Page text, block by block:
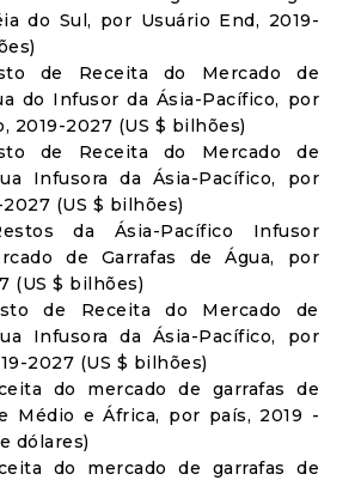
do Sul, por Usuário End, 2019-
de Receita do Mercado de
do Infusor da Ásia-Pacífico, por
2019-2027 (US $ bilhões)
de Receita do Mercado de
Infusora da Ásia-Pacífico, por
(US $ bilhões)
da Ásia-Pacífico Infusor
de Garrafas de Água, por
(US $ bilhões)
de Receita do Mercado de
Infusora da Ásia-Pacífico, por
2027 (US $ bilhões)
do mercado de garrafas de
Médio e África, por país, 2019 -
dólares)
do mercado de garrafas de